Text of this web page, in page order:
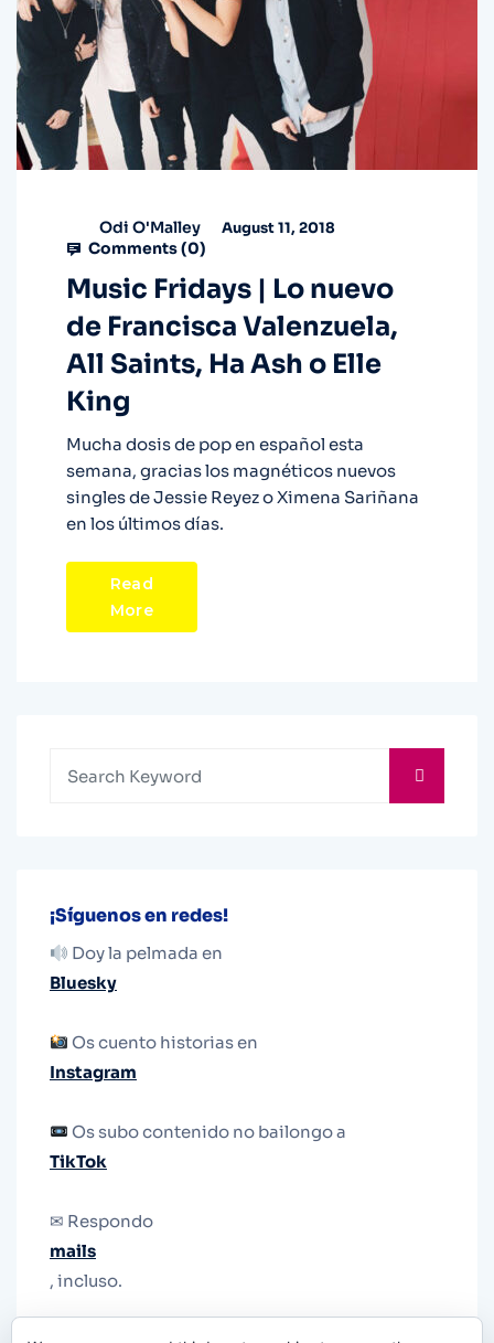
Odi O'Malley August 11, 2018
Comments (0)
Music Fridays | Lo nuevo
de Francisca Valenzuela,
All Saints, Ha Ash o Elle
King
Mucha dosis de pop en español esta
semana, gracias los magnéticos nuevos
singles de Jessie Reyez o Ximena Sariñana
en los últimos días.
Read
More
¡Síguenos en redes!
Doy la pelmada en
Bluesky
Os cuento historias en
Instagram
Os subo contenido no bailongo a
TikTok
✉ Respondo
mails
, incluso.